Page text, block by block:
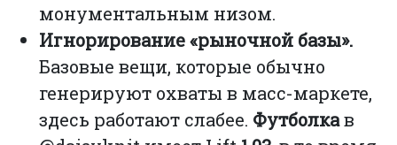
монументальным низом.
Игнорирование «рыночной базы».
Базовые вещи, которые обычно
генерируют охваты в масс-маркете,
здесь работают слабее. Футболкав